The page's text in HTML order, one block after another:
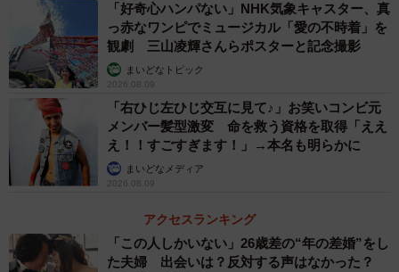
「好奇心ハンパない」NHK気象キャスター、真
っ赤なワンピでミュージカル「愛の不時着」を
観劇 三山凌輝さんらポスターと記念撮影
まいどなトピック
2026.08.09
「右ひじ左ひじ交互に見て♪」お笑いコンビ元
メンバー髪型激変 命を救う資格を取得「ええ
え！！すごすぎます！」→本名も明らかに
まいどなメディア
2026.08.09
アクセスランキング
「この人しかいない」26歳差の“年の差婚”をし
た夫婦 出会いは？反対する声はなかった？